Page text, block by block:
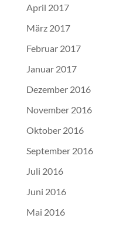
April 2017
März 2017
Februar 2017
Januar 2017
Dezember 2016
November 2016
Oktober 2016
September 2016
Juli 2016
Juni 2016
Mai 2016